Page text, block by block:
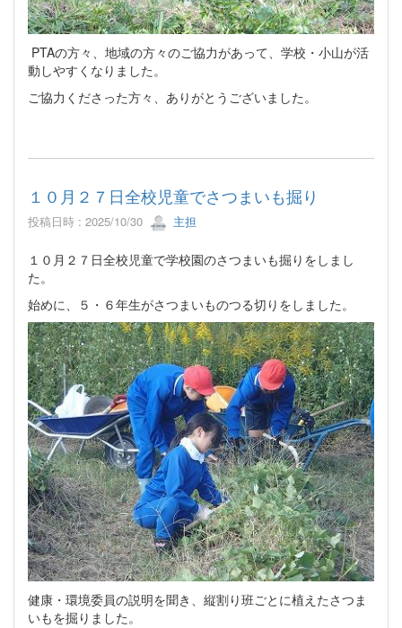
PTAの方々、地域の方々のご協力があって、学校・小山が活
動しやすくなりました。
ご協力くださった方々、ありがとうございました。
１０月２７日全校児童でさつまいも掘り
投稿日時 : 2025/10/30 主担
１０月２７日全校児童で学校園のさつまいも掘りをしまし
た。
始めに、５・６年生がさつまいものつる切りをしました。
健康・環境委員の説明を聞き、縦割り班ごとに植えたさつま
いもを掘りました。